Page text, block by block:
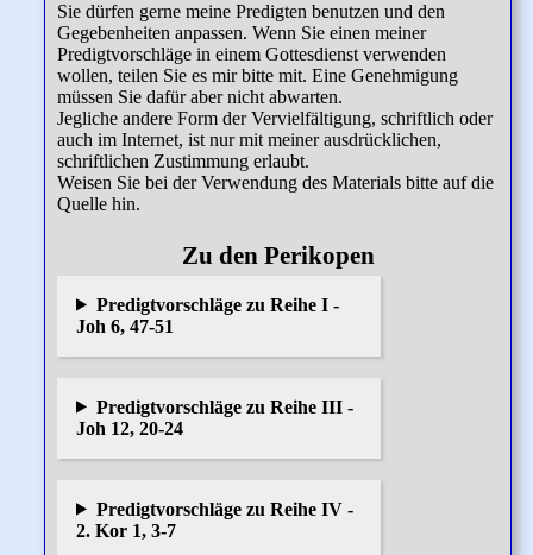
Sie dürfen gerne meine Predigten benutzen und den
Gegebenheiten anpassen. Wenn Sie einen meiner
Predigtvorschläge in einem Gottesdienst verwenden
wollen, teilen Sie es mir bitte mit. Eine Genehmigung
müssen Sie dafür aber nicht abwarten.
Jegliche andere Form der Vervielfältigung, schriftlich oder
auch im Internet, ist nur mit meiner ausdrücklichen,
schriftlichen Zustimmung erlaubt.
Weisen Sie bei der Verwendung des Materials bitte auf die
Quelle hin.
Zu den Perikopen
Predigtvorschläge zu Reihe I -
Joh 6, 47-51
Predigtvorschläge zu Reihe III -
Joh 12, 20-24
Predigtvorschläge zu Reihe IV -
2. Kor 1, 3-7